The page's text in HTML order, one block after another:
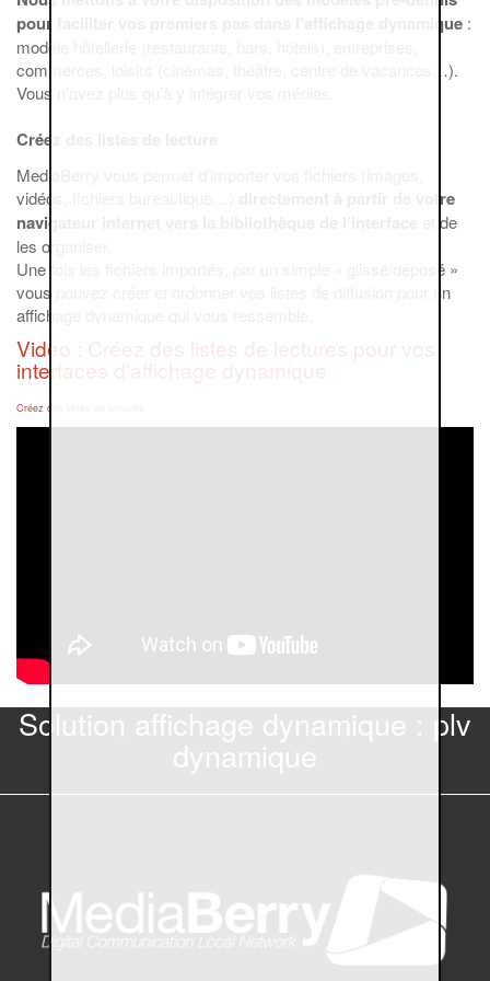
pour faciliter vos premiers pas dans l’affichage dynamique :
modèle hôtellerie (restaurants, bars, hôtels), entreprises,
commerces, loisirs (cinémas, théâtre, centre de vacances…).
Vous n’avez plus qu’à y intégrer vos médias.
Créez des listes de lecture
MediaBerry vous permet d’importer vos fichiers (images,
vidéos, fichiers bureautique…)
directement à partir de votre
navigateur internet vers la bibliothèque de l’interface
et de
les organiser.
Une fois les fichiers importés, par un simple « glissé/déposé »
vous pouvez créer et ordonner vos listes de diffusion pour un
affichage dynamique qui vous ressemble.
Video : Créez des listes de lectures pour vos
interfaces d'affichage dynamique
Créez des listes de lectures
Solution affichage dynamique : plv
dynamique